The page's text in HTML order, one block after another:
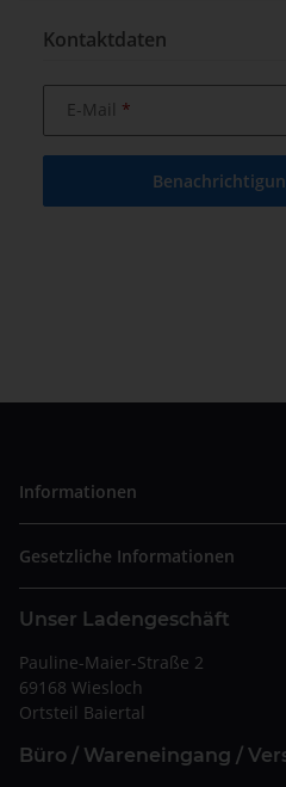
Kontaktdaten
E-Mail
Informationen
Gesetzliche Informationen
Unser Ladengeschäft
Pauline-Maier-Straße 2
69168 Wiesloch
Ortsteil Baiertal
Büro / Wareneingang /